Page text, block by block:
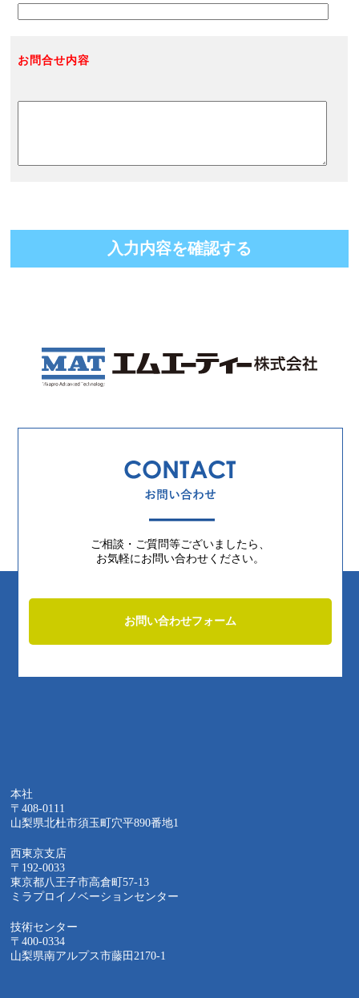
お問合せ内容
ご相談・ご質問等ございましたら、
お気軽にお問い合わせください。
お問い合わせフォーム
本社
〒408-0111
山梨県北杜市須玉町穴平890番地1
西東京支店
〒192-0033
東京都八王子市高倉町57-13
ミラプロイノベーションセンター
技術センター
〒400-0334
山梨県南アルプス市藤田2170-1